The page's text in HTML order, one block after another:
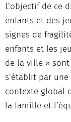
L’objectif de ce
enfants et des
signes de
enfants et les
de la ville » sont
s’établit par
contexte global
la famille et